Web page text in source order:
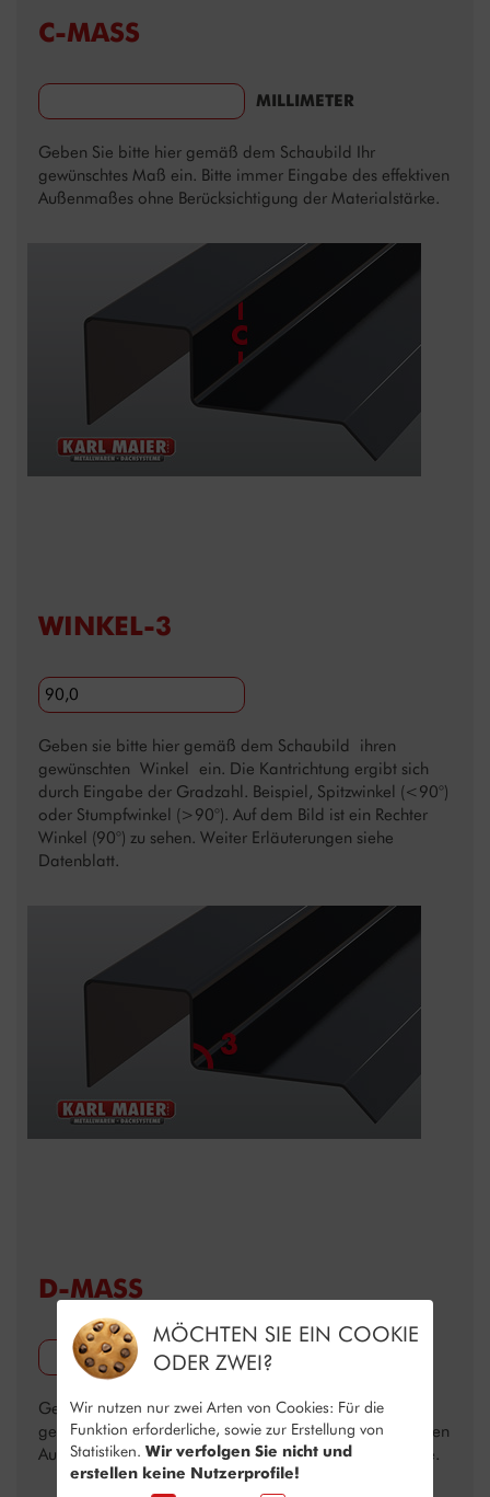
C-MASS
MILLIMETER
Geben Sie bitte hier gemäß dem Schaubild Ihr
gewünschtes Maß ein. Bitte immer Eingabe des effektiven
Außenmaßes ohne Berücksichtigung der Materialstärke.
WINKEL-3
Geben sie bitte hier gemäß dem Schaubild ihren
gewünschten Winkel ein. Die Kantrichtung ergibt sich
durch Eingabe der Gradzahl. Beispiel, Spitzwinkel (<90°)
oder Stumpfwinkel (>90°). Auf dem Bild ist ein Rechter
Winkel (90°) zu sehen. Weiter Erläuterungen siehe
Datenblatt.
D-MASS
MILLIMETER
Geben sie bitte hier gemäß dem Schaubild ihr
gewünschtes Maß ein. Bitte immer Eingabe des effektiven
Außenmaßes ohne Berücksichtigung der Materialstärke.
MÖCHTEN SIE EIN COOKIE
ODER ZWEI?
Wir nutzen nur zwei Arten von Cookies: Für die
Funktion erforderliche, sowie zur Erstellung von
Statistiken. Wir verfolgen Sie nicht und
erstellen keine Nutzerprofile!